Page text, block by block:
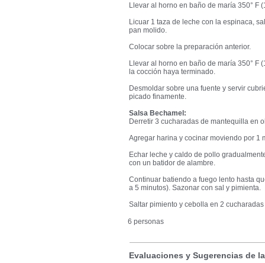
Llevar al horno en baño de maría 350° F
Licuar 1 taza de leche con la espinaca,
pan molido.
Colocar sobre la preparación anterior.
Llevar al horno en baño de maría 350° F
la cocción haya terminado.
Desmoldar sobre una fuente y servir
picado finamente.
Salsa Bechamel:
Derretir 3 cucharadas de mantequilla en
Agregar harina y cocinar moviendo por 1
Echar leche y caldo de pollo
con un batidor de alambre.
Continuar batiendo a fuego lento hasta
a 5 minutos). Sazonar con sal y pimienta.
Saltar pimiento y cebolla en 2
6 personas
Evaluaciones y Sugerencias de